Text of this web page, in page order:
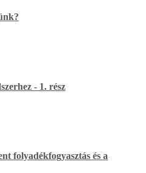
- 1. rész
folyadékfogyasztás és a